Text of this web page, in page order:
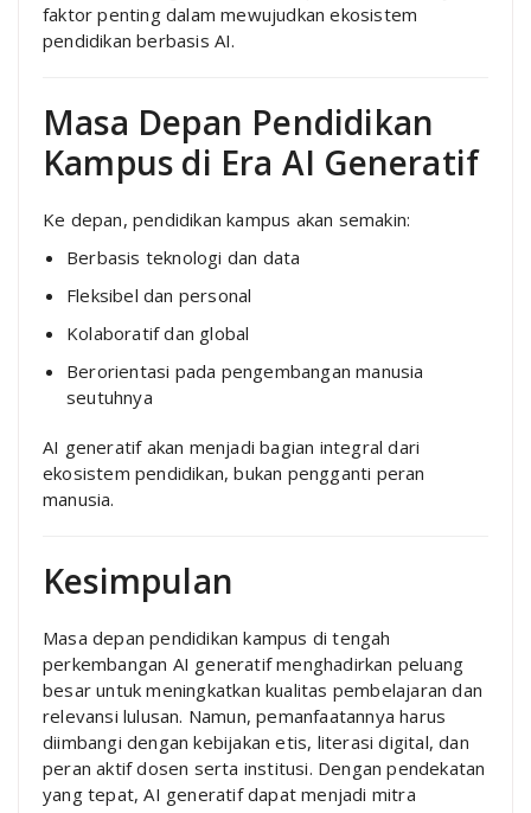
faktor penting dalam mewujudkan ekosistem
pendidikan berbasis AI.
Masa Depan Pendidikan
Kampus di Era AI Generatif
Ke depan, pendidikan kampus akan semakin:
Berbasis teknologi dan data
Fleksibel dan personal
Kolaboratif dan global
Berorientasi pada pengembangan manusia
seutuhnya
AI generatif akan menjadi bagian integral dari
ekosistem pendidikan, bukan pengganti peran
manusia.
Kesimpulan
Masa depan pendidikan kampus di tengah
perkembangan AI generatif menghadirkan peluang
besar untuk meningkatkan kualitas pembelajaran dan
relevansi lulusan. Namun, pemanfaatannya harus
diimbangi dengan kebijakan etis, literasi digital, dan
peran aktif dosen serta institusi. Dengan pendekatan
yang tepat, AI generatif dapat menjadi mitra